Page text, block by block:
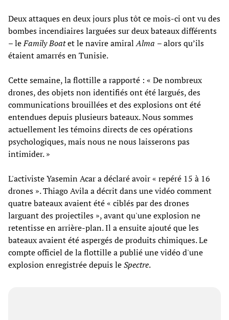
Deux attaques en deux jours plus tôt ce mois-ci ont vu des
bombes incendiaires larguées sur deux bateaux différents
– leFamily Boatet le navire amiralAlma – alors qu’ils
étaient amarrés en Tunisie.
Cette semaine, la flottille a rapporté : « De nombreux
drones, des objets non identifiés ont été largués, des
communications brouillées et des explosions ont été
entendues depuis plusieurs bateaux. Nous sommes
actuellement les témoins directs de ces opérations
psychologiques, mais nous ne nous laisserons pas
intimider. »
L'activiste Yasemin Acar a déclaré avoir « repéré 15 à 16
drones ». Thiago Avila a décrit dans une vidéo comment
quatre bateaux avaient été « ciblés par des drones
larguant des projectiles », avant qu'une explosion ne
retentisse en arrière-plan. Il a ensuite ajouté que les
bateaux avaient été aspergés de produits chimiques. Le
compte officiel de la flottille a publié une vidéo d'une
explosion enregistrée depuis leSpectre.